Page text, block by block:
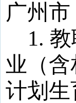
广州
1.
业（
计划